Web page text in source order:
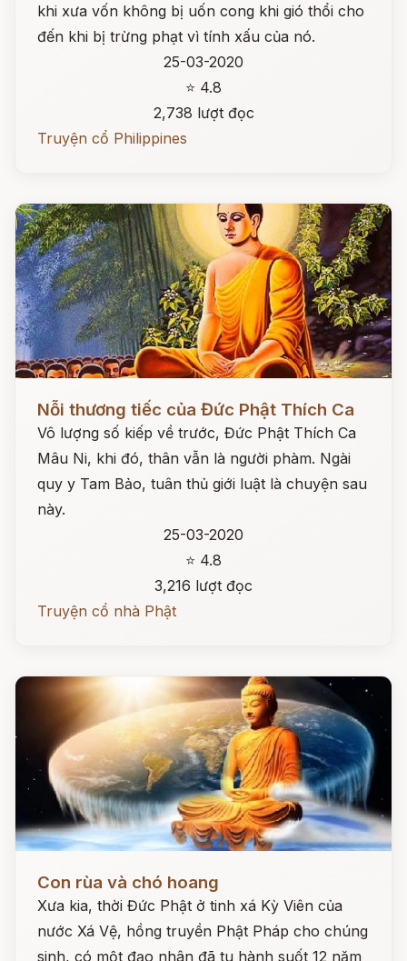
khi xưa vốn không bị uốn cong khi gió thổi cho
đến khi bị trừng phạt vì tính xấu của nó.
25-03-2020
⭐ 4.8
2,738 lượt đọc
Truyện cổ Philippines
Đọc ngay
Nỗi thương tiếc của Đức Phật Thích Ca
Vô lượng số kiếp về trước, Đức Phật Thích Ca
Mâu Ni, khi đó, thân vẫn là người phàm. Ngài
quy y Tam Bảo, tuân thủ giới luật là chuyện sau
này.
25-03-2020
⭐ 4.8
3,216 lượt đọc
Truyện cổ nhà Phật
Con rùa và chó hoang
Xưa kia, thời Đức Phật ở tinh xá Kỳ Viên của
nước Xá Vệ, hồng truyền Phật Pháp cho chúng
sinh, có một đạo nhân đã tu hành suốt 12 năm